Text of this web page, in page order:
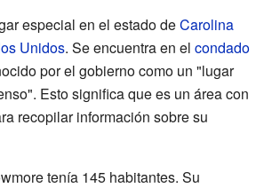
especial en el estado deCarolina
Unidos. Se encuentra en el condado
por el gobierno como un "lugar
Esto significa que es un área con
recopilar información sobre su
tenía 145 habitantes. Su